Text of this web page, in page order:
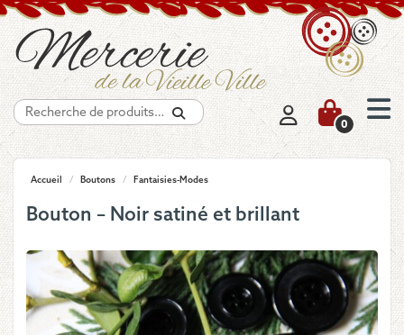
Recherche
0
Accueil / Boutons / Fantaisies-Modes
Bouton – Noir satiné et brillant